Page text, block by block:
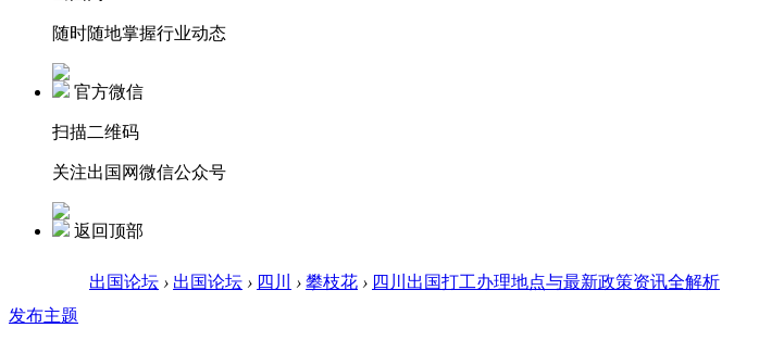
随时随地掌握行业动态
官方微信
扫描二维码
关注出国网微信公众号
返回顶部
出国论坛 › 出国论坛 › 四川 › 攀枝花 › 四川出国打工办理地点与最新政策资讯全解析
发布主题